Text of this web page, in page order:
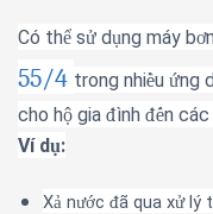
Có thể sử dụng máy bơ
55/4 trong nhiều ứng d
cho hộ gia đình đến các
Ví dụ:
Xảnước đãqua xửlý t